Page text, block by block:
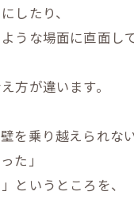
したり、
うな場面に直面して
方が違います。
を乗り越えられな
た」
というところを、